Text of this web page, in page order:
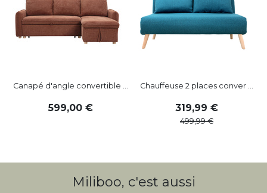
Canapé d'angle convertible ...
599,00
Chauffeuse 2 places conver ...
319,99
499,99
Miliboo, c'est aussi